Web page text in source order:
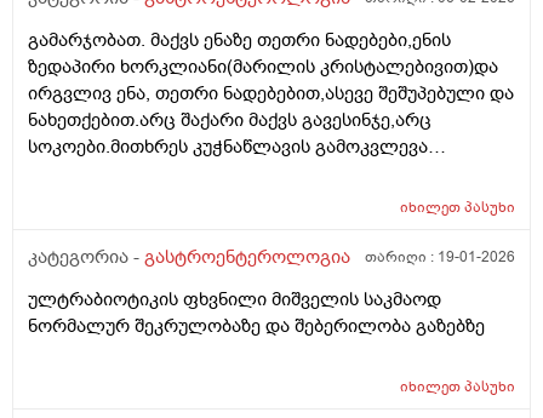
გამარჯობათ. მაქვს ენაზე თეთრი ნადებები,ენის
ზედაპირი ხორკლიანი(მარილის კრისტალებივით)და
ირგვლივ ენა, თეთრი ნადებებით,ასევე შეშუპებული და
ნახეთქებით.არც შაქარი მაქვს გავესინჯე,არც
სოკოები.მითხრეს კუჭნაწლავის გამოკვლევა
პრობლემებმა?არადა, არ მაწუხებს საერთოდ
ჩავიტარო?
იხილეთპასუხი
კატეგორია - გასტროენტეროლოგია თარიღი : 19-01-2026
ულტრაბიოტიკის ფხვნილი მიშველის საკმაოდ
ნორმალურ შეკრულობაზე და შებერილობა გაზებზე
იხილეთპასუხი